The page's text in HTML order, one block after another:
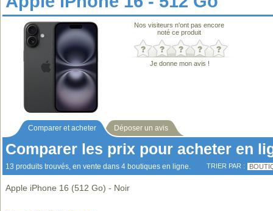
Nos visiteurs n'ont pas encore
noté ce produit
Je donne mon avis !
Comparer et acheter Déposer un avis
Comparer les prix pour acheter en
13 produits trouvés, en vente dans 4 boutiques en ligne. TRIER PAR :
Apple iPhone 16 (512 Go) - Noir